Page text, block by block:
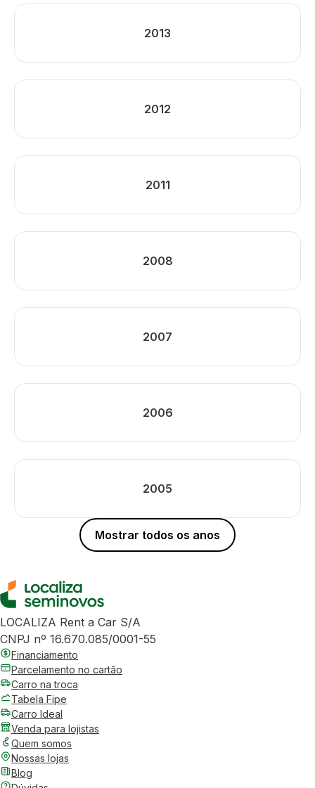
2013
2012
2011
2008
2007
2006
2005
Mostrar todos os anos
LOCALIZA Rent a Car S/A
CNPJ nº 16.670.085/0001-55
Financiamento
Parcelamento no cartão
Carro na troca
Tabela Fipe
Carro Ideal
Venda para lojistas
Quem somos
Nossas lojas
Blog